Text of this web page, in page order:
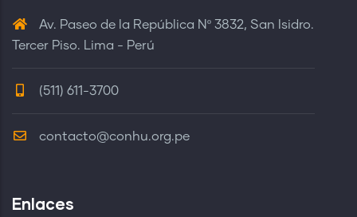
Av. Paseo de la República Nº 3832, San Isidro.
Tercer Piso. Lima - Perú
(511) 611-3700
contacto@conhu.org.pe
Enlaces